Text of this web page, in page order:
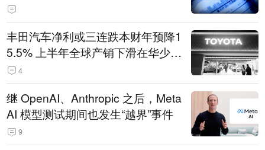
丰田汽车净利或三连跌本财年预降1
5.5% 上半年全球产销下滑在华少卖
14.3万辆
4
继 OpenAI、Anthropic 之后，Meta
AI 模型测试期间也发生“越界”事件
9